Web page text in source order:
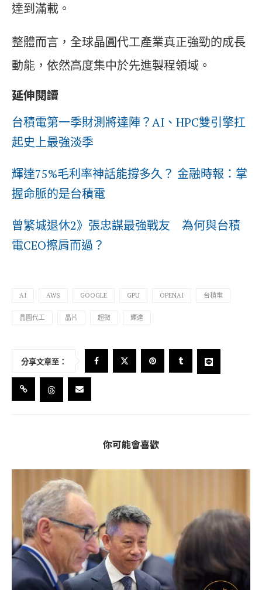
達到滿載。
整體而言，全球晶圓代工產業真正強勁的成長
動能，依然高度集中於先進製程領域。
延伸閱讀
台積電第一季財測將達陣？AI、HPC雙引擎扛
起史上最強淡季
輝達75%毛利率神話能撐多久？ 金融時報：掌
握命脈的是台積電
曾繁城退休2》張忠謀最強戰友 為何與台積
電CEO擦肩而過？
AI AWS GOOGLE GPU OPENAI 台積電
晶圓代工 晶片 超微 輝達
分享文章至：
你可能會喜歡